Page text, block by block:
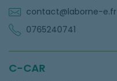
contact@laborne-e.fr
0765240741
C-CAR